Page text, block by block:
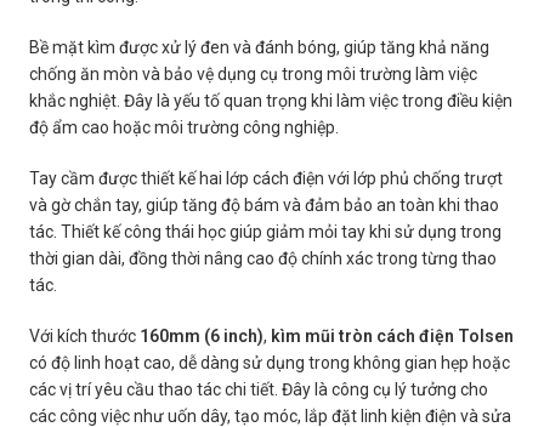
Bề mặt kìm được xử lý đen và đánh bóng, giúp tăng khả năng
chống ăn mòn và bảo vệ dụng cụ trong môi trường làm việc
khắc nghiệt. Đây là yếu tố quan trọng khi làm việc trong điều kiện
độ ẩm cao hoặc môi trường công nghiệp.
Tay cầm được thiết kế hai lớp cách điện với lớp phủ chống trượt
và gờ chắn tay, giúp tăng độ bám và đảm bảo an toàn khi thao
tác. Thiết kế công thái học giúp giảm mỏi tay khi sử dụng trong
thời gian dài, đồng thời nâng cao độ chính xác trong từng thao
tác.
Với kích thước 160mm (6 inch), kìm mũi tròn cách điện Tolsen
có độ linh hoạt cao, dễ dàng sử dụng trong không gian hẹp hoặc
các vị trí yêu cầu thao tác chi tiết. Đây là công cụ lý tưởng cho
các công việc như uốn dây, tạo móc, lắp đặt linh kiện điện và sửa